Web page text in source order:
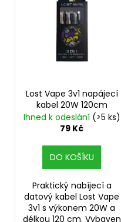
Lost Vape 3v1 napájecí
kabel 20W 120cm
Ihned k odeslání (>5 ks)
79 Kč
DO KOŠÍKU
Praktický nabíjecí a
datový kabel Lost Vape
3v1 s výkonem 20W a
délkou 120 cm. Vybaven